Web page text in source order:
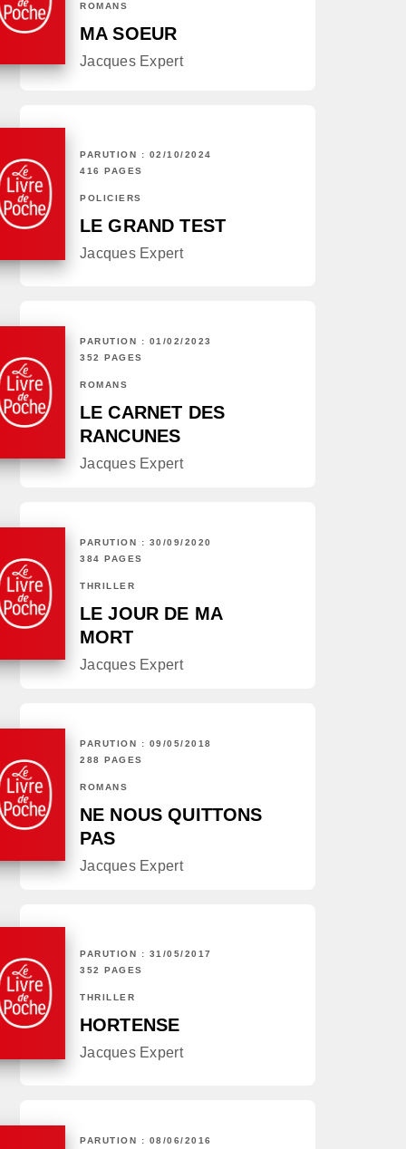
ROMANS
MA SOEUR
Jacques Expert
PARUTION : 02/10/2024
416 PAGES
POLICIERS
LE GRAND TEST
Jacques Expert
PARUTION : 01/02/2023
352 PAGES
ROMANS
LE CARNET DES
RANCUNES
Jacques Expert
PARUTION : 30/09/2020
384 PAGES
THRILLER
LE JOUR DE MA
MORT
Jacques Expert
PARUTION : 09/05/2018
288 PAGES
ROMANS
NE NOUS QUITTONS
PAS
Jacques Expert
PARUTION : 31/05/2017
352 PAGES
THRILLER
HORTENSE
Jacques Expert
PARUTION : 08/06/2016